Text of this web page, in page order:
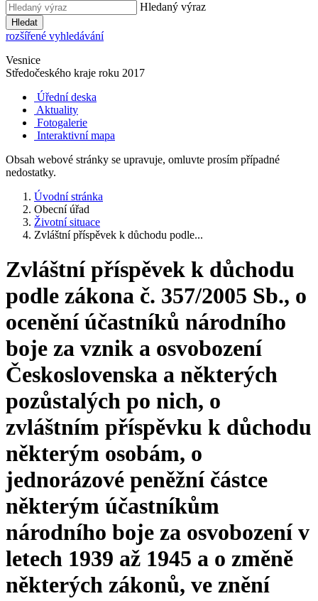
Hledaný výraz
Hledat
rozšířené vyhledávání
Vesnice
Středočeského kraje roku 2017
Úřední deska
Aktuality
Fotogalerie
Interaktivní mapa
Obsah webové stránky se upravuje, omluvte prosím případné
nedostatky.
Úvodní stránka
Obecní úřad
Životní situace
Zvláštní příspěvek k důchodu podle...
Zvláštní příspěvek k důchodu
podle zákona č. 357/2005 Sb., o
ocenění účastníků národního
boje za vznik a osvobození
Československa a některých
pozůstalých po nich, o
zvláštním příspěvku k důchodu
některým osobám, o
jednorázové peněžní částce
některým účastníkům
národního boje za osvobození v
letech 1939 až 1945 a o změně
některých zákonů, ve znění